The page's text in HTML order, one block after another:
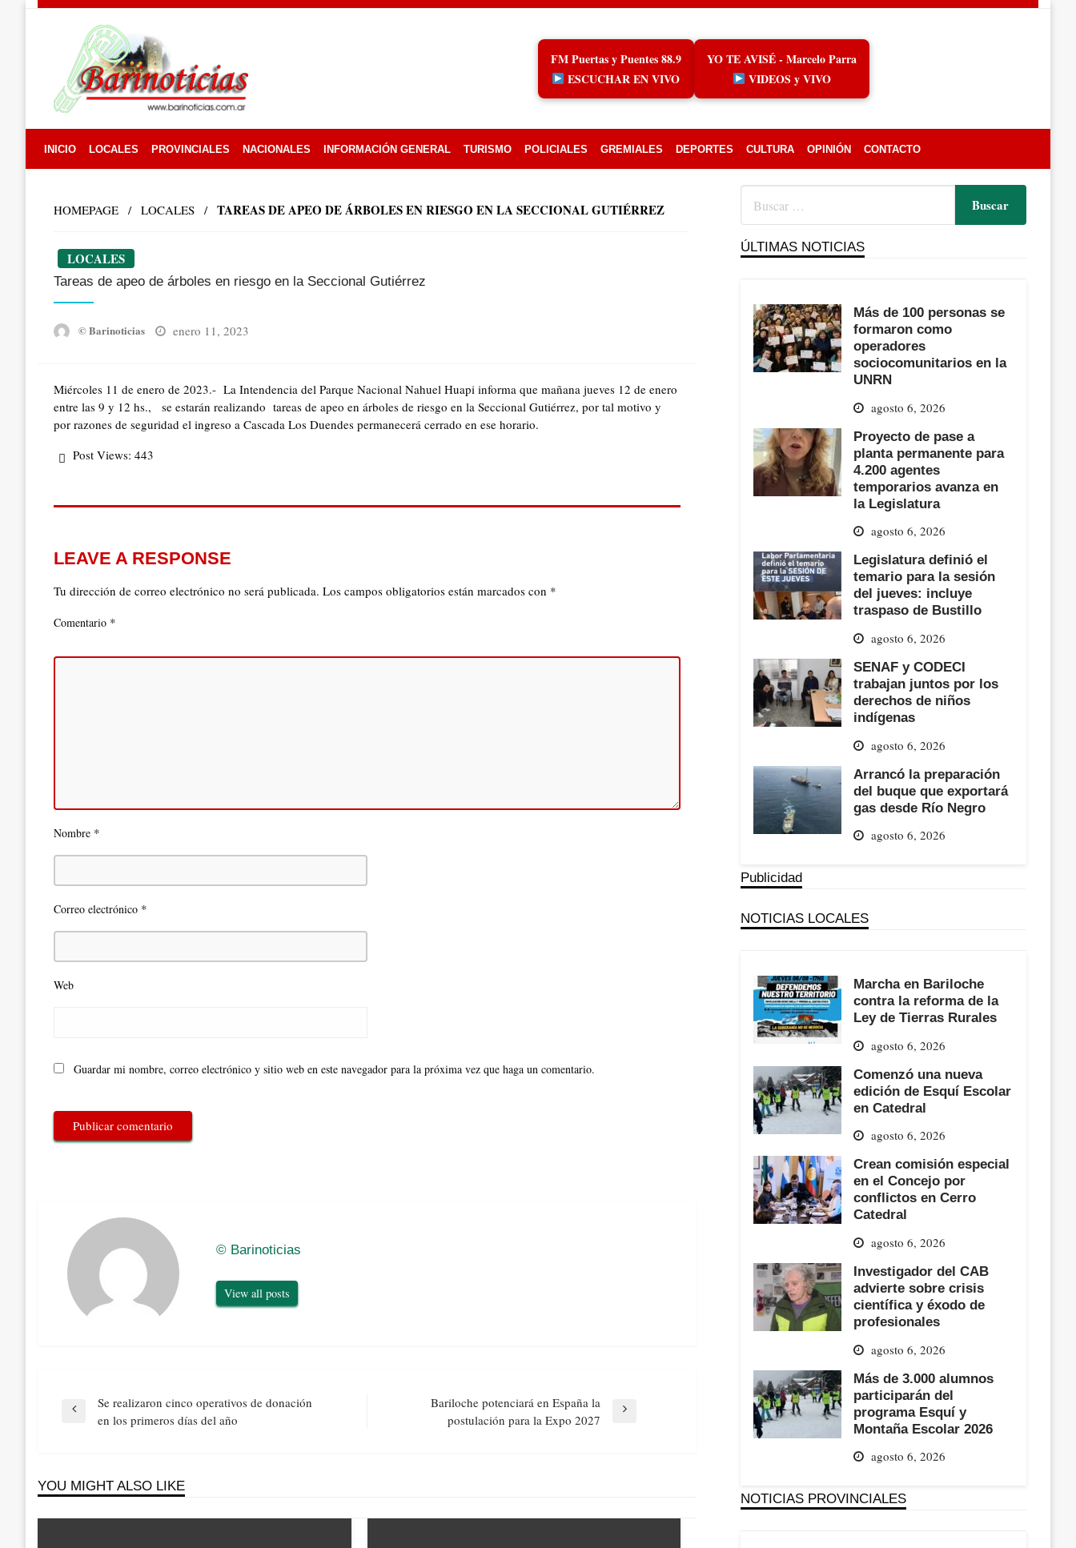
FM Puertas y Puentes 88.9
ESCUCHAR EN VIVO
YO TE AVISÉ - Marcelo Parra
VIDEOS y VIVO
INICIO LOCALES PROVINCIALES NACIONALES INFORMACIÓN GENERAL TURISMO POLICIALES GREMIALES DEPORTES CULTURA OPINIÓN CONTACTO
HOMEPAGE LOCALES TAREAS DE APEO DE ÁRBOLES EN RIESGO EN LA SECCIONAL GUTIÉRREZ
LOCALES
Tareas de apeo de árboles en riesgo en la Seccional Gutiérrez
© Barinoticias
Posted
enero 11, 2023
Miércoles 11 de enero de 2023.- La Intendencia del Parque Nacional Nahuel Huapi informa que mañana jueves 12 de enero
entre las 9 y 12 hs., se estarán realizando tareas de apeo en árboles de riesgo en la Seccional Gutiérrez, por tal motivo y
por razones de seguridad el ingreso a Cascada Los Duendes permanecerá cerrado en ese horario.
Post Views: 443
LEAVE A RESPONSE
Tu dirección de correo electrónico no será publicada. Los campos obligatorios están marcados con *
Comentario *
Nombre *
Correo electrónico *
Web
Guardar mi nombre, correo electrónico y sitio web en este navegador para la próxima vez que haga un comentario.
© Barinoticias
View all posts
Navegación
Previous
Se realizaron cinco operativos de donación
en los primeros días del año
Bariloche potenciará en España la
postulación para la Expo 2027
YOU MIGHT ALSO LIKE
ÚLTIMAS NOTICIAS
Más de 100 personas se
formaron como
operadores
sociocomunitarios en la
UNRN
agosto 6, 2026
Proyecto de pase a
planta permanente para
4.200 agentes
temporarios avanza en
la Legislatura
agosto 6, 2026
Legislatura definió el
temario para la sesión
del jueves: incluye
traspaso de Bustillo
agosto 6, 2026
SENAF y CODECI
trabajan juntos por los
derechos de niños
indígenas
agosto 6, 2026
Arrancó la preparación
del buque que exportará
gas desde Río Negro
agosto 6, 2026
Publicidad
NOTICIAS LOCALES
Marcha en Bariloche
contra la reforma de la
Ley de Tierras Rurales
agosto 6, 2026
Comenzó una nueva
edición de Esquí Escolar
en Catedral
agosto 6, 2026
Crean comisión especial
en el Concejo por
conflictos en Cerro
Catedral
agosto 6, 2026
Investigador del CAB
advierte sobre crisis
científica y éxodo de
profesionales
agosto 6, 2026
Más de 3.000 alumnos
participarán del
programa Esquí y
Montaña Escolar 2026
agosto 6, 2026
NOTICIAS PROVINCIALES